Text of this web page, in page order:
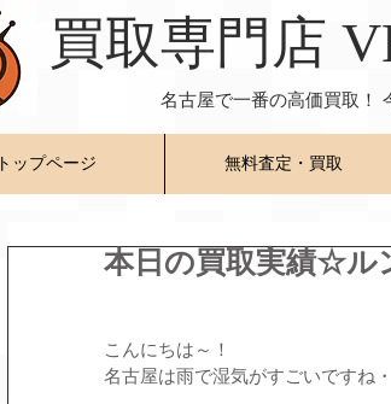
買取専門店
名古屋で一番の高価買取！
本日の買取実績☆
こんにちは～！
名古屋は雨で湿気がすごいですね・
トップページ 無料査定・買取